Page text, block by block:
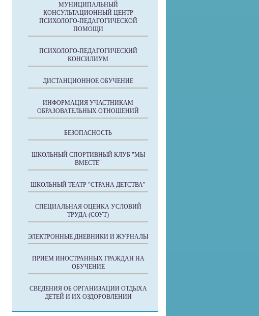
МУНИЦИПАЛЬНЫЙ
КОНСУЛЬТАЦИОННЫЙ ЦЕНТР
ПСИХОЛОГО-ПЕДАГОГИЧЕСКОЙ
ПОМОЩИ
ПСИХОЛОГО-ПЕДАГОГИЧЕСКИЙ
КОНСИЛИУМ
ДИСТАНЦИОННОЕ ОБУЧЕНИЕ
ИНФОРМАЦИЯ УЧАСТНИКАМ
ОБРАЗОВАТЕЛЬНЫХ ОТНОШЕНИЙ
БЕЗОПАСНОСТЬ
ШКОЛЬНЫЙ СПОРТИВНЫЙ КЛУБ "МЫ
ВМЕСТЕ"
ШКОЛЬНЫЙ ТЕАТР "СТРАНА ДЕТСТВА"
СПЕЦИАЛЬНАЯ ОЦЕНКА УСЛОВИЙ
ТРУДА (СОУТ)
ЭЛЕКТРОННЫЕ ДНЕВНИКИ И ЖУРНАЛЫ
ПРИЕМ ИНОСТРАННЫХ ГРАЖДАН НА
ОБУЧЕНИЕ
СВЕДЕНИЯ ОБ ОРГАНИЗАЦИИ ОТДЫХА
ДЕТЕЙ И ИХ ОЗДОРОВЛЕНИИ